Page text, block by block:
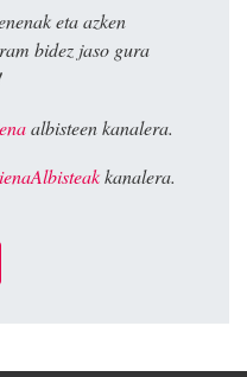
eta azken
bidez jaso gura
albisteen kanalera.
kanalera.